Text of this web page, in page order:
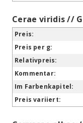
Cerae viridis //